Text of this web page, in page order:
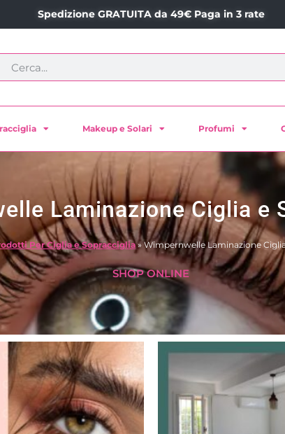
Spedizione GRATUITA da 49€ Paga in 3 rate
Makeup e Solari Profumi
Laminazione Ciglia e
Per Ciglia e Sopracciglia»Wimpernwelle Laminazione
SHOP ONLINE